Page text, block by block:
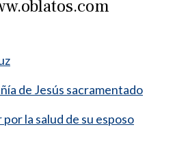
de Jesús sacramentado
la salud de su esposo